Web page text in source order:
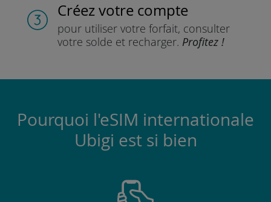
Créez votre compte
pour utiliser votre forfait, consulter
votre solde et recharger. Profitez !
Pourquoi l'eSIM internationale
Ubigi est si bien